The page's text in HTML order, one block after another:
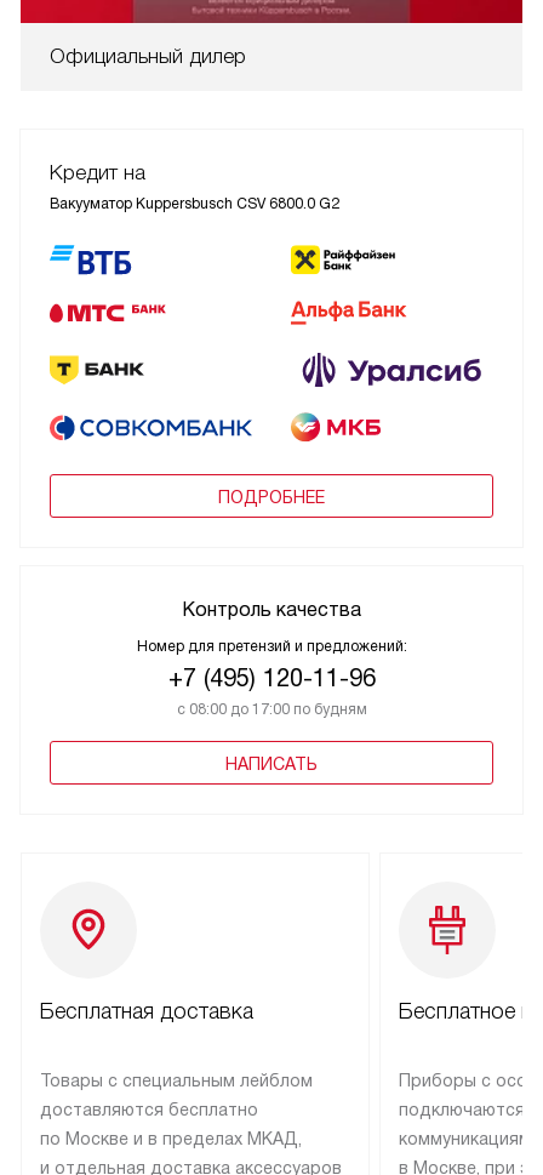
Официальный дилер
Кредит на
Вакууматор Kuppersbusch CSV 6800.0 G2
ПОДРОБНЕЕ
Контроль качества
Номер для претензий и предложений:
+7 (495) 120-11-96
с 08:00 до 17:00 по будням
НАПИСАТЬ
Бесплатная доставка
Товары с специальным лейблом
доставляются бесплатно
по Москве и в пределах МКАД,
и отдельная доставка аксессуаров
Бесплатное
Приборы с
подключаются к
коммуникациям
в Москве, при